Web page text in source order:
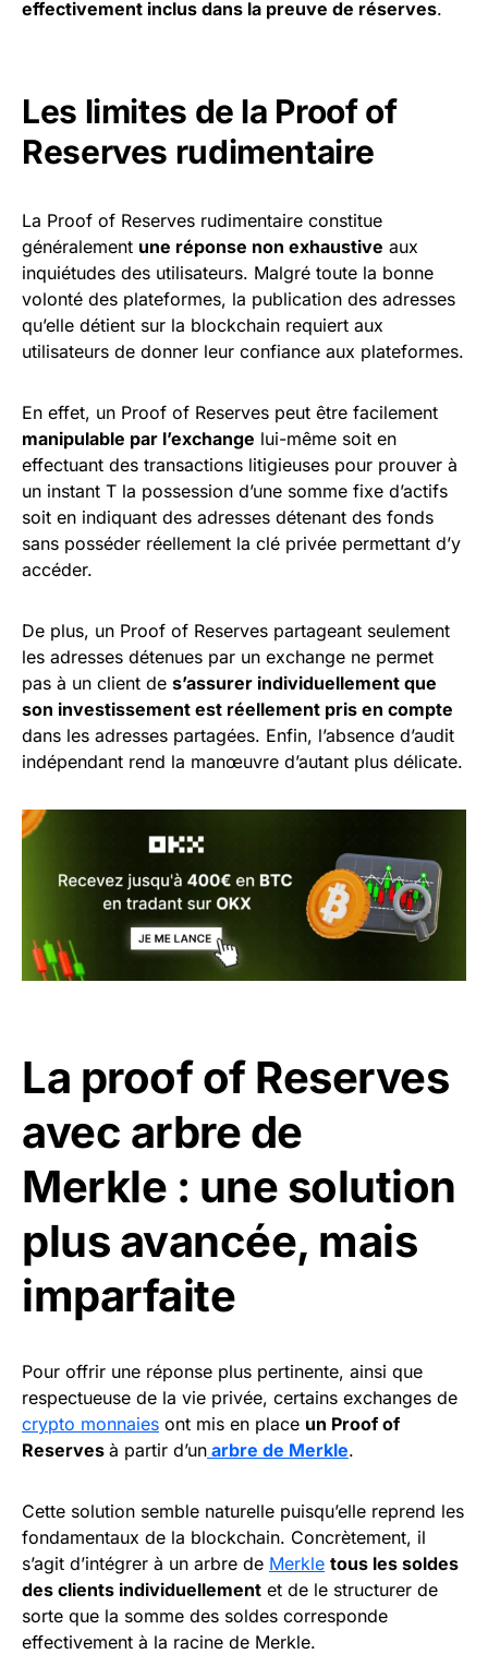
effectivement inclus dans la preuve de réserves.
Les limites de la Proof of
Reserves rudimentaire
La Proof of Reserves rudimentaire constitue
généralement une réponse non exhaustive aux
inquiétudes des utilisateurs. Malgré toute la bonne
volonté des plateformes, la publication des adresses
qu’elle détient sur la blockchain requiert aux
utilisateurs de donner leur confiance aux plateformes.
En effet, un Proof of Reserves peut être facilement
manipulable par l’exchange lui-même soit en
effectuant des transactions litigieuses pour prouver à
un instant T la possession d’une somme fixe d’actifs
soit en indiquant des adresses détenant des fonds
sans posséder réellement la clé privée permettant d’y
accéder.
De plus, un Proof of Reserves partageant seulement
les adresses détenues par un exchange ne permet
pas à un client de s’assurer individuellement que
son investissement est réellement pris en compte
dans les adresses partagées. Enfin, l’absence d’audit
indépendant rend la manœuvre d’autant plus délicate.
La proof of Reserves
avec arbre de
Merkle : une solution
plus avancée, mais
imparfaite
Pour offrir une réponse plus pertinente, ainsi que
respectueuse de la vie privée, certains exchanges de
crypto monnaies ont mis en place un Proof of
Reserves à partir d’un arbre de Merkle.
Cette solution semble naturelle puisqu’elle reprend les
fondamentaux de la blockchain. Concrètement, il
s’agit d’intégrer à un arbre de Merkle tous les soldes
des clients individuellement et de le structurer de
sorte que la somme des soldes corresponde
effectivement à la racine de Merkle.